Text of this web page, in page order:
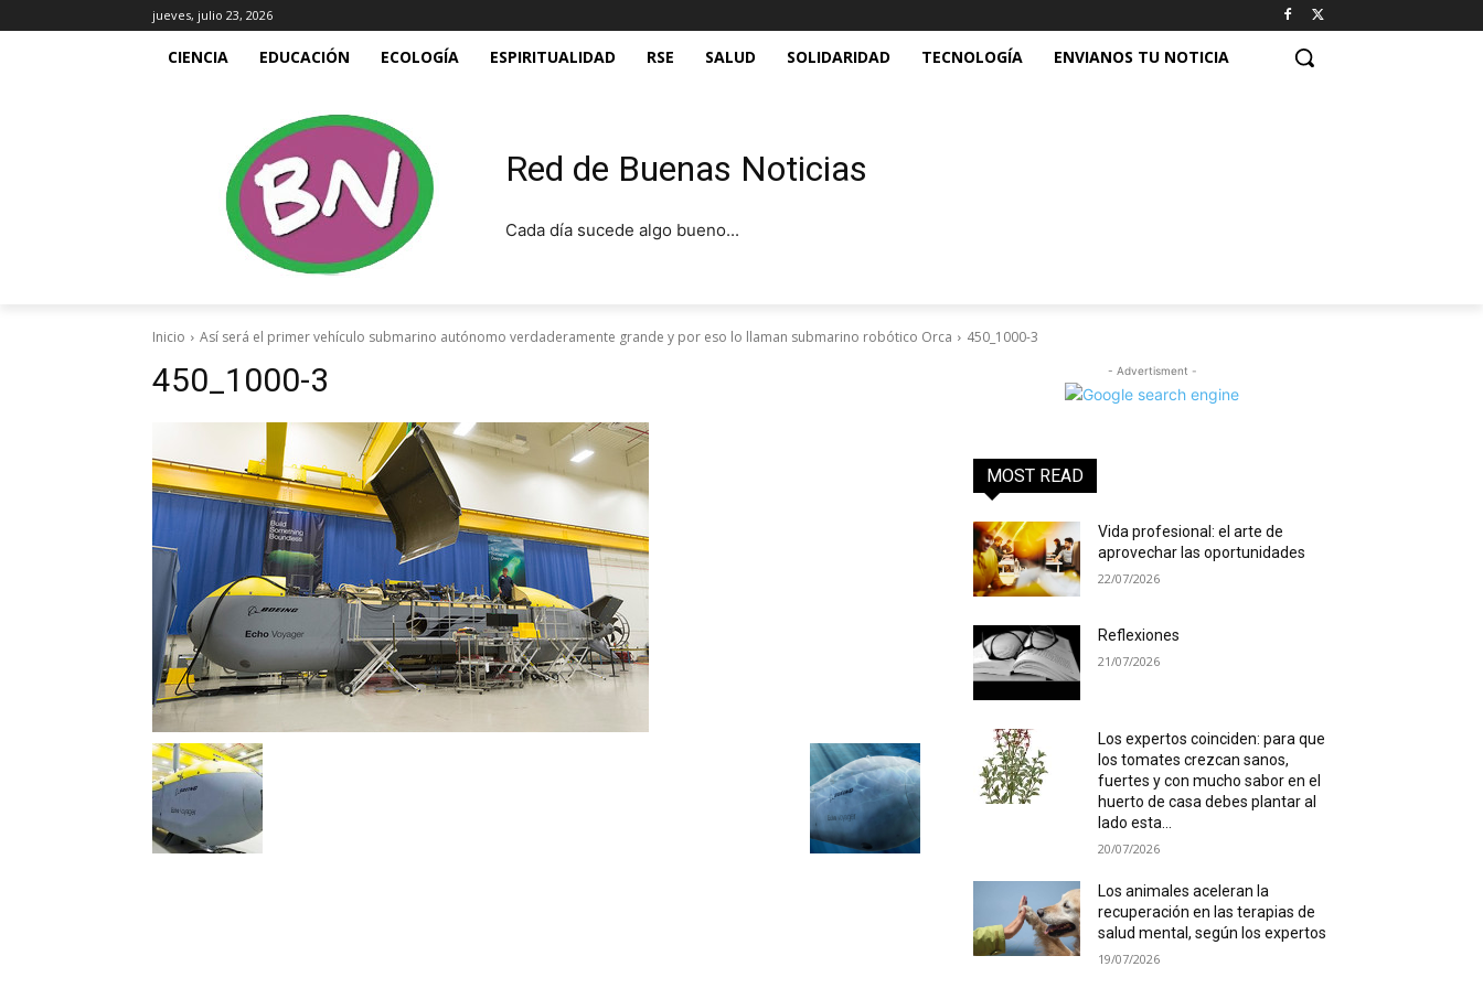
jueves, julio 23, 2026
CIENCIA EDUCACIÓN ECOLOGÍA ESPIRITUALIDAD RSE SALUD SOLIDARIDAD TECNOLOGÍA ENVIANOS TU NOTICIA
Red de Buenas Noticias
Cada día sucede algo bueno...
Inicio Así será el primer vehículo submarino autónomo verdaderamente grande y por eso lo llaman submarino robótico Orca 450_1000-3
450_1000-3 - Advertisment -
MOST READ
Vida profesional: el arte de
aprovechar las oportunidades
22/07/2026
Reflexiones
21/07/2026
Los expertos coinciden: para que
los tomates crezcan sanos,
fuertes y con mucho sabor en el
huerto de casa debes plantar al
lado esta...
20/07/2026
Los animales aceleran la
recuperación en las terapias de
salud mental, según los expertos
19/07/2026